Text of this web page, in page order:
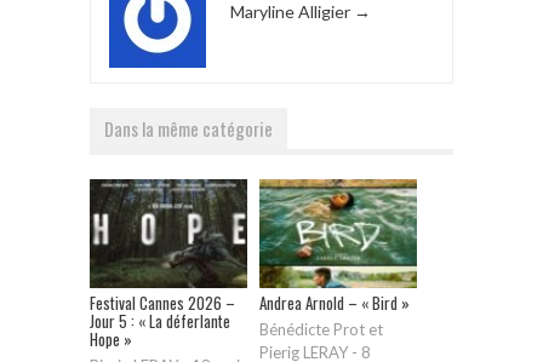
Maryline Alligier →
Dans la même catégorie
Festival Cannes 2026 –
Jour 5 : « La déferlante
Hope »
Andrea Arnold – « Bird »
Bénédicte Prot et
Pierig LERAY - 8